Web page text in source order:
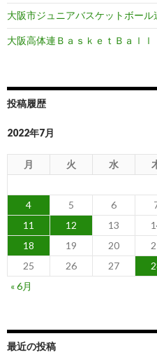
大阪市ジュニアバスケットボール
大阪高体連ＢａｓｋｅｔＢａｌｌ
投稿履歴
2022年7月
月 火 水
4
5 6
11
12 13
18
19 20
25
26 27
« 6月
最近の投稿